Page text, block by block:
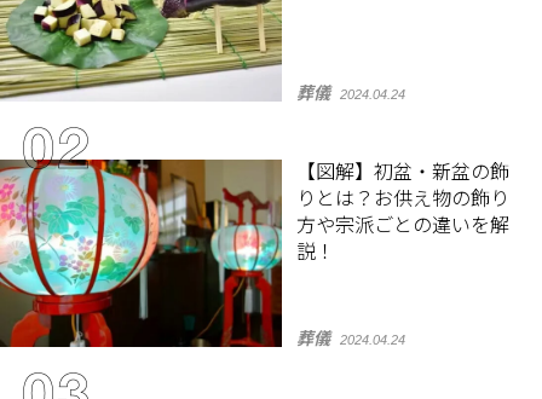
葬儀 2024.04.24
【図解】初盆・新盆の飾
りとは？お供え物の飾り
方や宗派ごとの違いを解
説！
葬儀 2024.04.24